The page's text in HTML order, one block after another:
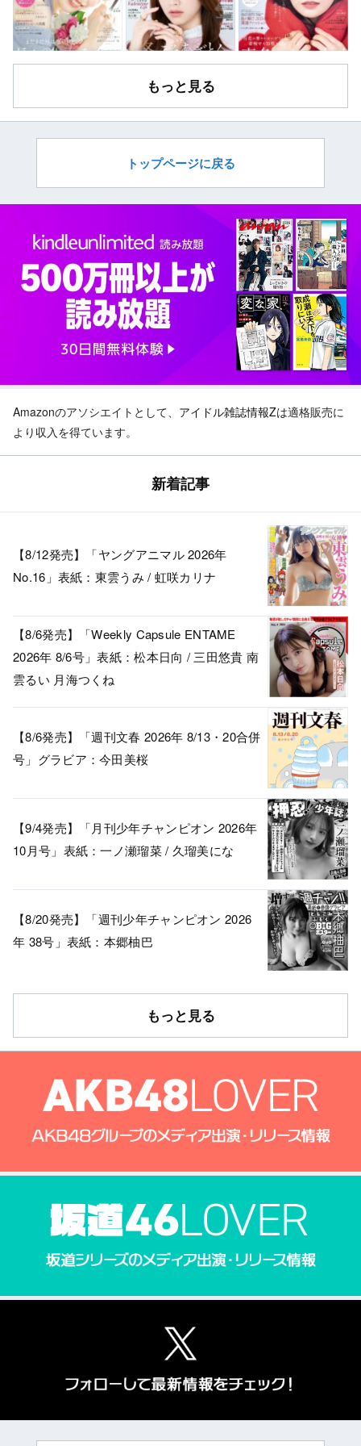
もっと見る
トップページに戻る
Amazonのアソシエイトとして、 アイドル雑誌情報Zは適格販売に
より収入を得ています。
新着記事
【8/12発売】「ヤングアニマル 2026年
No.16」表紙：東雲うみ / 虹咲カリナ
【8/6発売】「Weekly Capsule ENTAME
2026年 8/6号」表紙：松本日向 / 三田悠貴 南
雲るい 月海つくね
【8/6発売】「週刊文春 2026年 8/13・20合併
号」グラビア：今田美桜
【9/4発売】「月刊少年チャンピオン 2026年
10月号」表紙：一ノ瀬瑠菜 / 久瑠美にな
【8/20発売】「週刊少年チャンピオン 2026
年 38号」表紙：本郷柚巴
もっと見る